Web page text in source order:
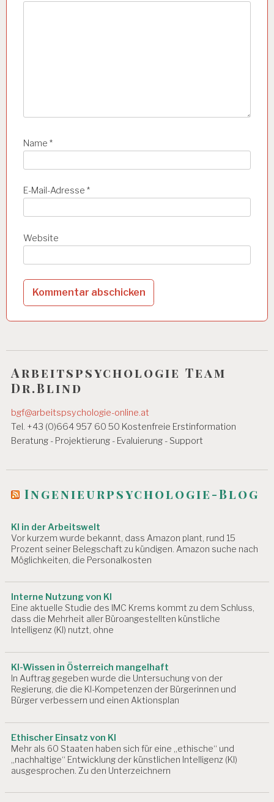
Name *
E-Mail-Adresse *
Website
Arbeitspsychologie Team
Dr.Blind
bgf@arbeitspsychologie-online.at
Tel. +43 (0)664 957 60 50 Kostenfreie Erstinformation
Beratung - Projektierung - Evaluierung - Support
Ingenieurpsychologie-Blog
KI in der Arbeitswelt
Vor kurzem wurde bekannt, dass Amazon plant, rund 15
Prozent seiner Belegschaft zu kündigen. Amazon suche nach
Möglichkeiten, die Personalkosten
Interne Nutzung von KI
Eine aktuelle Studie des IMC Krems kommt zu dem Schluss,
dass die Mehrheit aller Büroangestellten künstliche
Intelligenz (KI) nutzt, ohne
KI-Wissen in Österreich mangelhaft
In Auftrag gegeben wurde die Untersuchung von der
Regierung, die die KI-Kompetenzen der Bürgerinnen und
Bürger verbessern und einen Aktionsplan
Ethischer Einsatz von KI
Mehr als 60 Staaten haben sich für eine „ethische“ und
„nachhaltige“ Entwicklung der künstlichen Intelligenz (KI)
ausgesprochen. Zu den Unterzeichnern